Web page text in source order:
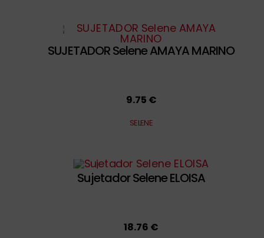
SUJETADOR Selene AMAYA MARINO
9.75 €
SELENE
Sujetador Selene ELOISA
18.76 €